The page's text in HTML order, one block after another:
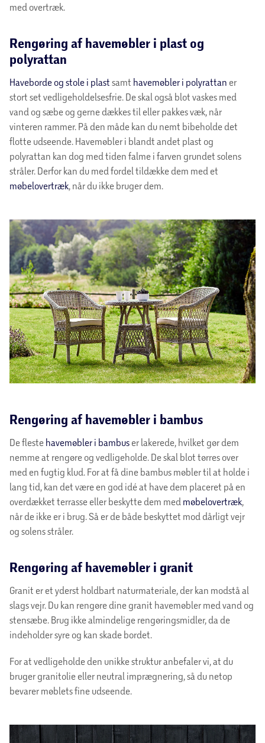
med overtræk.
Rengøring af havemøbler i plast og
polyrattan
Haveborde og stole i plast samt havemøbler i polyrattan er
stort set vedligeholdelsesfrie. De skal også blot vaskes med
vand og sæbe og gerne dækkes til eller pakkes væk, når
vinteren rammer. På den måde kan du nemt bibeholde det
flotte udseende. Havemøbler i blandt andet plast og
polyrattan kan dog med tiden falme i farven grundet solens
stråler. Derfor kan du med fordel tildække dem med et
møbelovertræk , når du ikke bruger dem.
Rengøring af havemøbler i bambus
De fleste havemøbler i bambus er lakerede, hvilket gør dem
nemme at rengøre og vedligeholde. De skal blot tørres over
med en fugtig klud. For at få dine bambus møbler til at holde i
lang tid, kan det være en god idé at have dem placeret på en
overdækket terrasse eller beskytte dem med møbelovertræk,
når de ikke er i brug. Så er de både beskyttet mod dårligt vejr
og solens stråler.
Rengøring af havemøbler i granit
Granit er et yderst holdbart naturmateriale, der kan modstå al
slags vejr. Du kan rengøre dine granit havemøbler med vand og
stensæbe. Brug ikke almindelige rengøringsmidler, da de
indeholder syre og kan skade bordet.
For at vedligeholde den unikke struktur anbefaler vi, at du
bruger granitolie eller neutral imprægnering, så du netop
bevarer møblets fine udseende.